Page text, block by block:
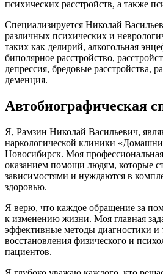
психических расстройств, а также
Специализируется Николай
различных психических и
таких как делирий, алкогольная
биполярное расстройство,
депрессия, бредовые расстройства,
деменция.
Автобиографическая
Я, Рамзин Николай Васильевич,
наркологической клиники
Новосибирск. Моя профессиональная
оказанием помощи людям, которые
зависимостями и нуждаются в
здоровью.
Я верю, что каждое обращение за
к изменению жизни. Моя главная
эффективные методы диагностики и
восстановления физического и
пациентов.